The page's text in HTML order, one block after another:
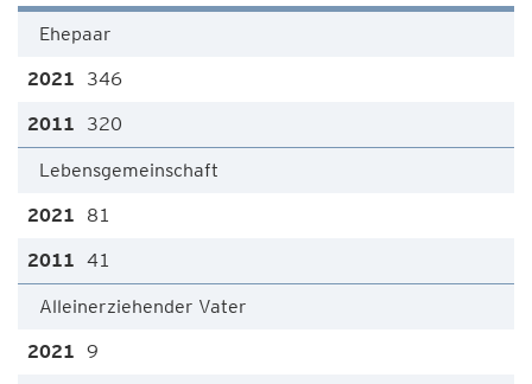
Ehepaar
346
320
Lebensgemeinschaft
81
41
Alleinerziehender Vater
9